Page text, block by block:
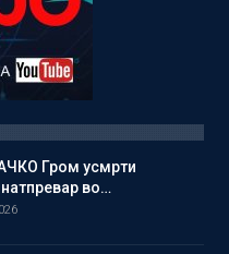
Гром усмрти
во…